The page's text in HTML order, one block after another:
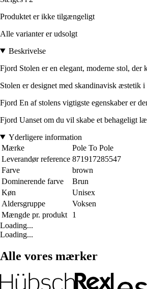
Produktet er ikke tilgængeligt
Alle varianter er udsolgt
Beskrivelse
Fjord Stolen er en elegant, moderne stol,
Stolen er designet med skandinavisk æstetik
Fjord En af stolens vigtigste egenskaber er
Fjord Uanset om du vil skabe et behageligt
Yderligere information
Mærke
Pole To Pole
Leverandør reference 871917285547
Farve
brown
Dominerende farve
Brun
Køn
Unisex
Aldersgruppe
Voksen
Mængde pr. produkt
1
Loading...
Loading...
Alle vores mærker